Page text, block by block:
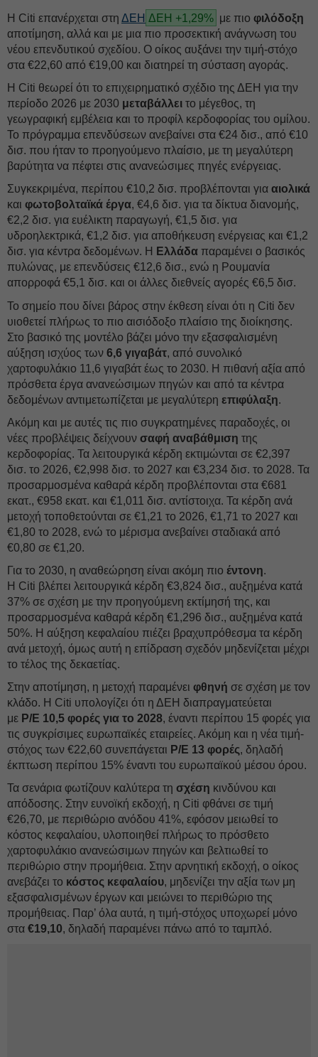
Η Citi επανέρχεται στη ΔΕΗ ΔΕΗ +1,29% με πιο φιλόδοξη
αποτίμηση, αλλά και με μια πιο προσεκτική ανάγνωση του
νέου επενδυτικού σχεδίου. Ο οίκος αυξάνει την τιμή-στόχο
στα €22,60 από €19,00 και διατηρεί τη σύσταση αγοράς.
Η Citi θεωρεί ότι το επιχειρηματικό σχέδιο της ΔΕH για την
περίοδο 2026 με 2030 μεταβάλλει το μέγεθος, τη
γεωγραφική εμβέλεια και το προφίλ κερδοφορίας του ομίλου.
Το πρόγραμμα επενδύσεων ανεβαίνει στα €24 δισ., από €10
δισ. που ήταν το προηγούμενο πλαίσιο, με τη μεγαλύτερη
βαρύτητα να πέφτει στις ανανεώσιμες πηγές ενέργειας.
Συγκεκριμένα, περίπου €10,2 δισ. προβλέπονται για αιολικά
και φωτοβολταϊκά έργα, €4,6 δισ. για τα δίκτυα διανομής,
€2,2 δισ. για ευέλικτη παραγωγή, €1,5 δισ. για
υδροηλεκτρικά, €1,2 δισ. για αποθήκευση ενέργειας και €1,2
δισ. για κέντρα δεδομένων. Η Ελλάδα παραμένει ο βασικός
πυλώνας, με επενδύσεις €12,6 δισ., ενώ η Ρουμανία
απορροφά €5,1 δισ. και οι άλλες διεθνείς αγορές €6,5 δισ.
Το σημείο που δίνει βάρος στην έκθεση είναι ότι η Citi δεν
υιοθετεί πλήρως το πιο αισιόδοξο πλαίσιο της διοίκησης.
Στο βασικό της μοντέλο βάζει μόνο την εξασφαλισμένη
αύξηση ισχύος των 6,6 γιγαβάτ, από συνολικό
χαρτοφυλάκιο 11,6 γιγαβάτ έως το 2030. Η πιθανή αξία από
πρόσθετα έργα ανανεώσιμων πηγών και από τα κέντρα
δεδομένων αντιμετωπίζεται με μεγαλύτερη επιφύλαξη.
Ακόμη και με αυτές τις πιο συγκρατημένες παραδοχές, οι
νέες προβλέψεις δείχνουν σαφή αναβάθμιση της
κερδοφορίας. Τα λειτουργικά κέρδη εκτιμώνται σε €2,397
δισ. το 2026, €2,998 δισ. το 2027 και €3,234 δισ. το 2028. Τα
προσαρμοσμένα καθαρά κέρδη προβλέπονται στα €681
εκατ., €958 εκατ. και €1,011 δισ. αντίστοιχα. Τα κέρδη ανά
μετοχή τοποθετούνται σε €1,21 το 2026, €1,71 το 2027 και
€1,80 το 2028, ενώ το μέρισμα ανεβαίνει σταδιακά από
€0,80 σε €1,20.
Για το 2030, η αναθεώρηση είναι ακόμη πιο έντονη.
Η Citi βλέπει λειτουργικά κέρδη €3,824 δισ., αυξημένα κατά
37% σε σχέση με την προηγούμενη εκτίμησή της, και
προσαρμοσμένα καθαρά κέρδη €1,296 δισ., αυξημένα κατά
50%. Η αύξηση κεφαλαίου πιέζει βραχυπρόθεσμα τα κέρδη
ανά μετοχή, όμως αυτή η επίδραση σχεδόν μηδενίζεται μέχρι
το τέλος της δεκαετίας.
Στην αποτίμηση, η μετοχή παραμένει φθηνή σε σχέση με τον
κλάδο. Η Citi υπολογίζει ότι η ΔΕH διαπραγματεύεται
με P/E 10,5 φορές για το 2028, έναντι περίπου 15 φορές για
τις συγκρίσιμες ευρωπαϊκές εταιρείες. Ακόμη και η νέα τιμή-
στόχος των €22,60 συνεπάγεται P/E 13 φορές, δηλαδή
έκπτωση περίπου 15% έναντι του ευρωπαϊκού μέσου όρου.
Τα σενάρια φωτίζουν καλύτερα τη σχέση κινδύνου και
απόδοσης. Στην ευνοϊκή εκδοχή, η Citi φθάνει σε τιμή
€26,70, με περιθώριο ανόδου 41%, εφόσον μειωθεί το
κόστος κεφαλαίου, υλοποιηθεί πλήρως το πρόσθετο
χαρτοφυλάκιο ανανεώσιμων πηγών και βελτιωθεί το
περιθώριο στην προμήθεια. Στην αρνητική εκδοχή, ο οίκος
ανεβάζει το κόστος κεφαλαίου, μηδενίζει την αξία των μη
εξασφαλισμένων έργων και μειώνει το περιθώριο της
προμήθειας. Παρ’ όλα αυτά, η τιμή-στόχος υποχωρεί μόνο
στα €19,10, δηλαδή παραμένει πάνω από το ταμπλό.